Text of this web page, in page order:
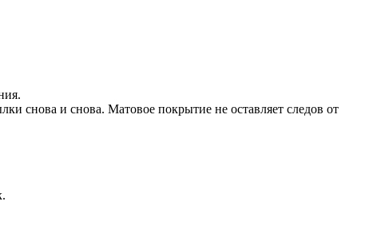
снова и снова. Матовое покрытие не оставляет следов от